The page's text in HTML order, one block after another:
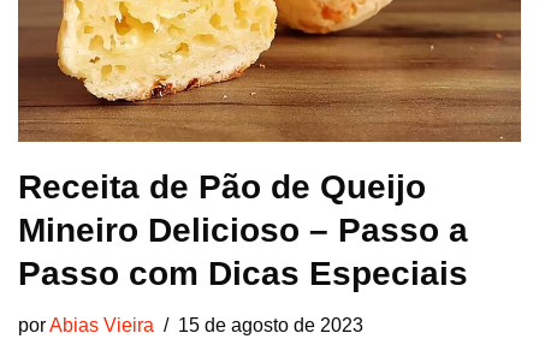
Receita de Pão de Queijo
Mineiro Delicioso – Passo a
Passo com Dicas Especiais
porAbias Vieira 15 de agosto de 2023